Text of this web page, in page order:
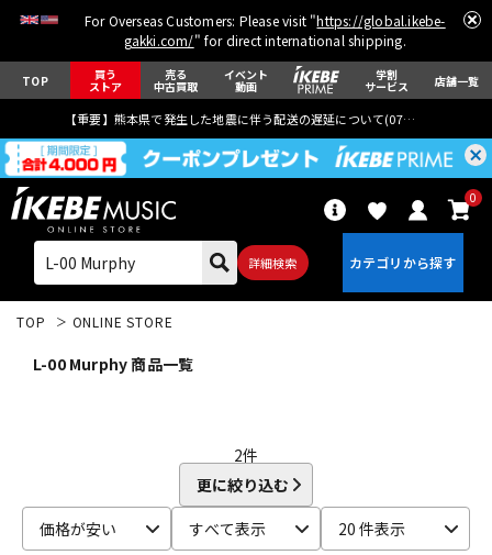
For Overseas Customers: Please visit "https://global.ikebe-
gakki.com/" for direct international shipping.
TOP 買う
ストア
売る
中古買取
イベント
動画
学割
サービス 店舗一覧
【重要】熊本県で発生した地震に伴う配送の遅延について(07月29日
詳細検索
0
ベース ウクレレ
TOP ONLINE STORE
L-00 Murphy 商品一覧
2件
更に絞り込む
価格が安い
すべて表示 20 件表示